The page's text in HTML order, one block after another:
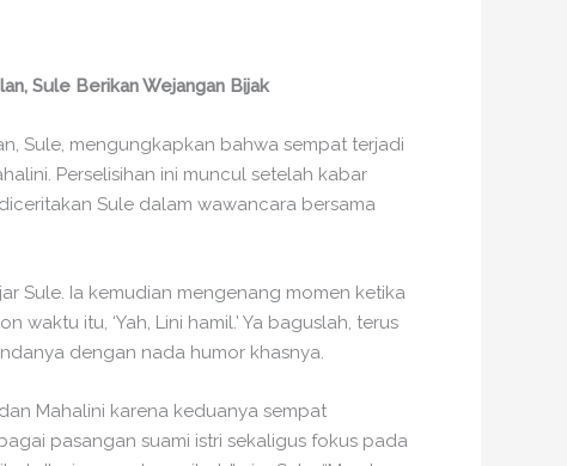
Sule Berikan Wejangan Bijak
Sule, mengungkapkan bahwa sempat terjadi
Perselisihan ini muncul setelah kabar
Sule dalam wawancara bersama
Sule. Ia kemudian mengenang momen ketika
itu, ‘Yah, Lini hamil.’ Ya baguslah, terus
dengan nada humor khasnya.
Mahalini karena keduanya sempat
pasangan suami istri sekaligus fokus pada